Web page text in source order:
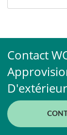
Contact
D'extérieur